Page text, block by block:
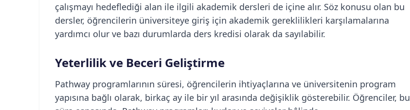
çalışmayı hedeflediği alan ile ilgili akademik dersleri de içine alır. Söz konusu olan bu
dersler, öğrencilerin üniversiteye giriş için akademik gereklilikleri karşılamalarına
yardımcı olur ve bazı durumlarda ders kredisi olarak da sayılabilir.
Yeterlilik ve Beceri Geliştirme
Pathway programlarının süresi, öğrencilerin ihtiyaçlarına ve üniversitenin program
yapısına bağlı olarak, birkaç ay ile bir yıl arasında değişiklik gösterebilir. Öğrenciler, bu